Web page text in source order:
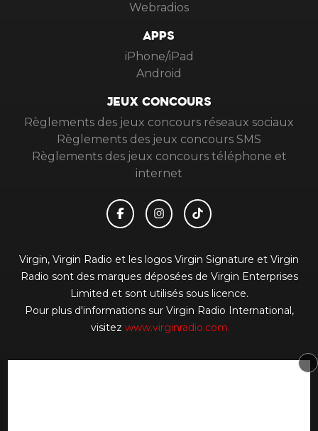
Webradios
APPS
iPhone/iPad
Android
JEUX CONCOURS
Règlements des jeux concours réseaux sociaux
Règlements des jeux concours SMS
Règlements des jeux concours téléphone et
internet
Virgin, Virgin Radio et les logos Virgin Signature et Virgin
Radio sont des marques déposées de Virgin Enterprises
Limited et sont utilisés sous licence.
Pour plus d'informations sur Virgin Radio International,
visitez www.virginradio.com